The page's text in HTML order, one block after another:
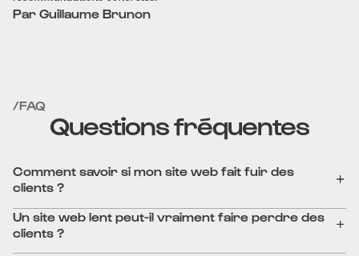
Par Guillaume Brunon
/FAQ
Questions fréquentes
Comment savoir si mon site web fait fuir des
clients ?
Un site web lent peut-il vraiment faire perdre des
clients ?